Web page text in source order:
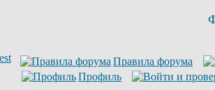
Правила форума
Профиль